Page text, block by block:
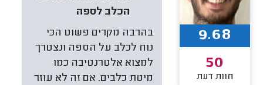
הכלב לספה
בהרבה מקרים פשוט הכי
נוח לכלב על הספה ונצטרך
למצוא אלטרנטיבה כמו
מיטת כלבים. אם זה לא עוזר
9.68
50
חוות דעת